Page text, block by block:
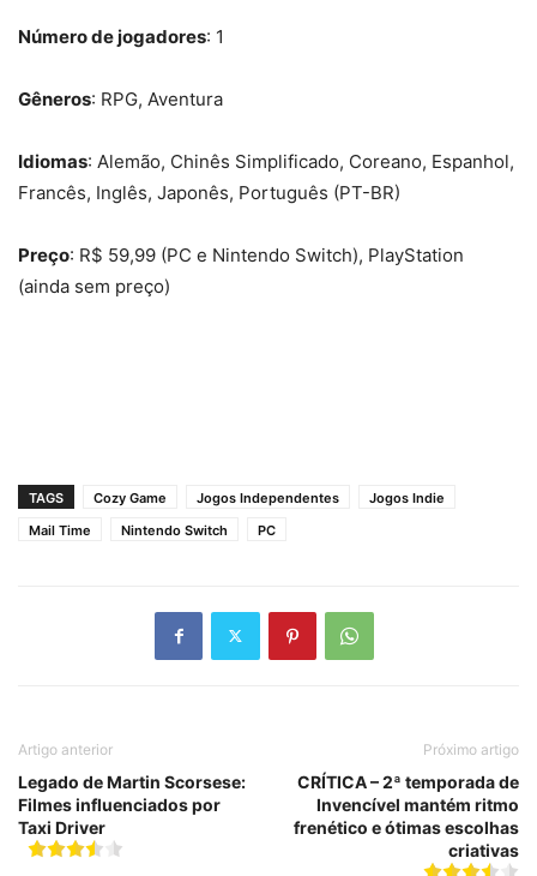
Número de jogadores: 1
Gêneros: RPG, Aventura
Idiomas: Alemão, Chinês Simplificado, Coreano, Espanhol,
Francês, Inglês, Japonês, Português (PT-BR)
Preço: R$ 59,99 (PC e Nintendo Switch), PlayStation
(ainda sem preço)
TAGS Cozy Game Jogos Independentes
Jogos Indie
Mail Time
Nintendo Switch PC
Artigo anterior
Legado de Martin Scorsese:
Filmes influenciados por
Taxi Driver
Próximo artigo
CRÍTICA – 2ª temporada de
Invencível mantém ritmo
frenético e ótimas escolhas
criativas